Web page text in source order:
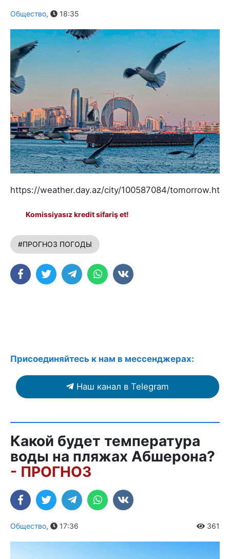
Общество, 18:35
https://weather.day.az/city/100587084/tomorrow.html
Komissiyasız kredit sifariş et!
#ПРОГНОЗ ПОГОДЫ
Присоединяйтесь к нам в мессенджерах:
Наш канал в Telegram
Какой будет температура
воды на пляжах Абшерона?
- ПРОГНОЗ
Общество, 17:36 361